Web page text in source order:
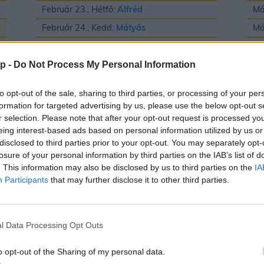
- Do Not Process My Personal Information
opt-out of the sale, sharing to third parties, or processing of your
for targeted advertising by us, please use the below opt-out
selection. Please note that after your opt-out request is processed
interest-based ads based on personal information utilized by us
to third parties prior to your opt-out. You may separately
of your personal information by third parties on the IAB’s list of
This information may also be disclosed by us to third parties on the
Participants that may further disclose it to other third parties.
Data Processing Opt Outs
opt-out of the Sharing of my personal data.
Február 23., Hétfő: Alfréd
Február 24., Kedd: Mátyás
Február 25., Szerda:Géza
Február 26., Csütörtök:Edina
Február 28., Szombat:
Elemér
Május 2., Szombat:Zsigmond